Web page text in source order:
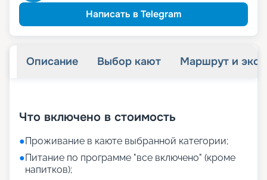
Написать в Telegram
Описание Выбор кают Маршрут и
Что включено в стоимость
●Проживание в каюте выбранной категории;
●Питание по программе "все включено" (кроме
напитков);